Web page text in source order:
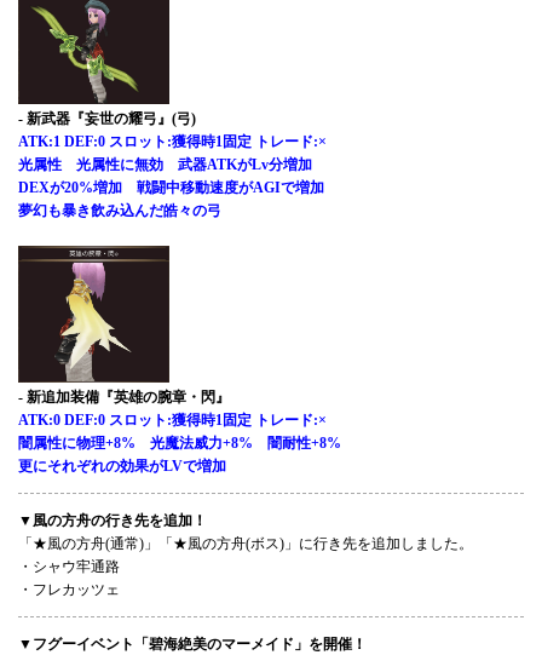
- 新武器『妄世の耀弓』(弓)
ATK:1 DEF:0 スロット:獲得時1固定 トレード:×
光属性 光属性に無効 武器ATKがLv分増加
DEXが20%増加 戦闘中移動速度がAGIで増加
夢幻も暴き飲み込んだ皓々の弓
- 新追加装備『英雄の腕章・閃』
ATK:0 DEF:0 スロット:獲得時1固定 トレード:×
闇属性に物理+8% 光魔法威力+8% 闇耐性+8%
更にそれぞれの効果がLVで増加
▼風の方舟の行き先を追加！
「★風の方舟(通常)」「★風の方舟(ボス)」に行き先を追加しました。
・シャウ牢通路
・フレカッツェ
▼フグーイベント「碧海絶美のマーメイド」を開催！